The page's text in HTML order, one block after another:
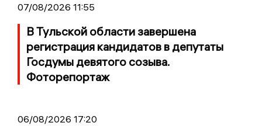
07/08/2026 11:55
В Тульской области завершена
регистрация кандидатов в депутаты
Госдумы девятого созыва.
Фоторепортаж
06/08/2026 17:20